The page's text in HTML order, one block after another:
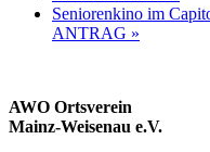
Seniorenkino im
ANTRAG »
AWO Ortsverein
Mainz-Weisenau e.V.